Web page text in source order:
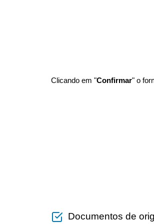
Clicando em "Confirmar" o
Documentos de